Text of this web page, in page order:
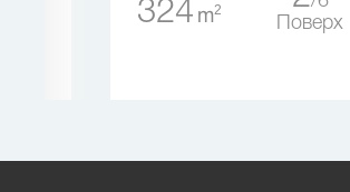
324 m2
Поверх